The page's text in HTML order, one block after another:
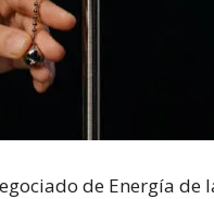
de Energía de